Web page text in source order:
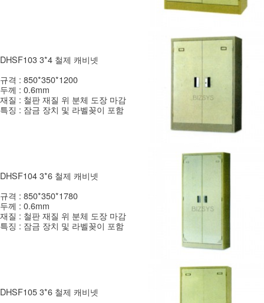
DHSF103 3*4 철제 캐비넷
규격 : 850*350*1200
두께 : 0.6mm
재질 : 철판 재질 위 분체 도장 마감
특징 : 잠금 장치 및 라벨꽂이 포함
DHSF104 3*6 철제 캐비넷
규격 : 850*350*1780
두께 : 0.6mm
재질 : 철판 재질 위 분체 도장 마감
특징 : 잠금 장치 및 라벨꽂이 포함
DHSF105 3*6 철제 캐비넷